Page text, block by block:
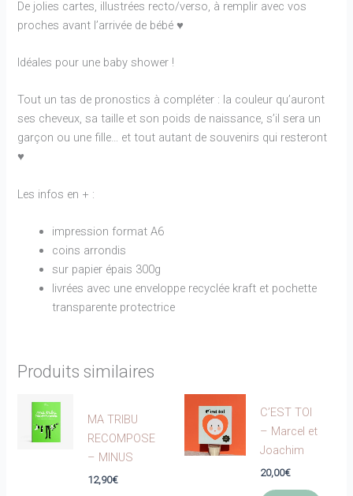
POETIC
De jolies cartes, illustrées recto/verso, à remplir avec vos
proches avant l’arrivée de bébé ♥
Idéales pour une baby shower !
Tout un tas de pronostics à compléter : la couleur qu’auront
ses cheveux, sa taille et son poids de naissance, s’il sera un
garçon ou une fille… et tout autant de souvenirs qui resteront
♥
Les infos en + :
impression format A6
coins arrondis
sur papier épais 300g
livrées avec une enveloppe recyclée kraft et pochette
transparente protectrice
Produits similaires
MA TRIBU
RECOMPOSE
– MINUS
12,90€
C’EST TOI
– Marcel et
Joachim
20,00€